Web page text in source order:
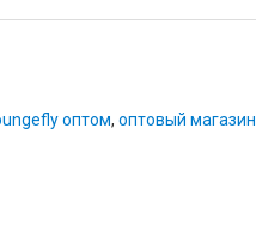
оптом, оптовый магазин